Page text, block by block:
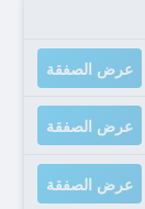
عرض الصفقة
عرض الصفقة
عرض الصفقة